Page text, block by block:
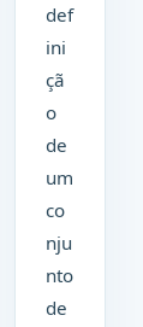
def
ini
çã
o
de
um
co
nju
nto
de